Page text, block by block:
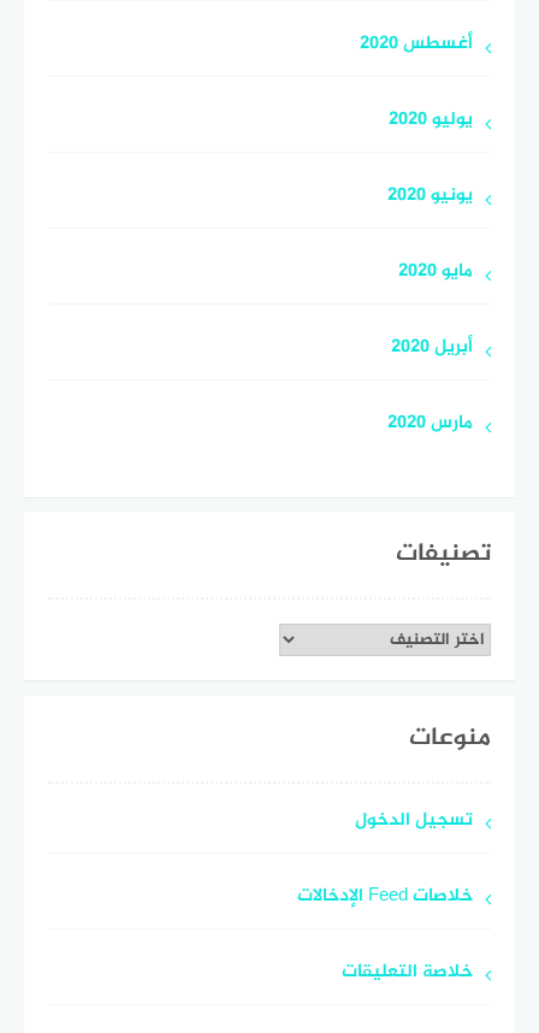
أغسطس 2020
يوليو 2020
يونيو 2020
مايو 2020
أبريل 2020
مارس 2020
تصنيفات
تصنيفات
منوعات
تسجيل الدخول
خلاصات Feed الإدخالات
خلاصة التعليقات